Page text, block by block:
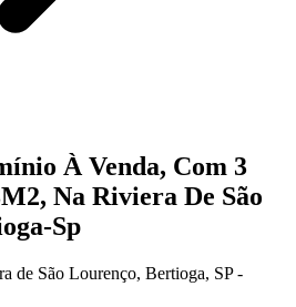
À Venda, Com 3
Na Riviera De São
Sp
de São Lourenço, Bertioga, SP -